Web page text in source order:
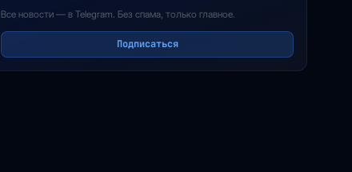
Все новости — в Telegram. Без спама, только главное.
Подписаться